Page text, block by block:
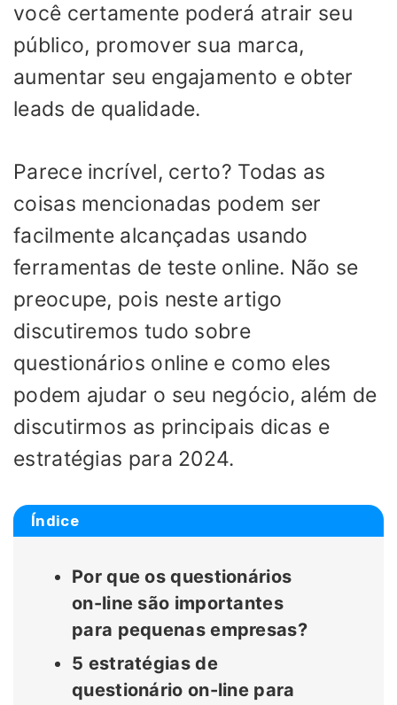
você certamente poderá atrair seu
público, promover sua marca,
aumentar seu engajamento e obter
leads de qualidade.
Parece incrível, certo? Todas as
coisas mencionadas podem ser
facilmente alcançadas usando
ferramentas de teste online. Não se
preocupe, pois neste artigo
discutiremos tudo sobre
questionários online e como eles
podem ajudar o seu negócio, além de
discutirmos as principais dicas e
estratégias para 2024.
Índice
Por que os questionários
on-line são importantes
para pequenas empresas?
5 estratégias de
questionário on-line para